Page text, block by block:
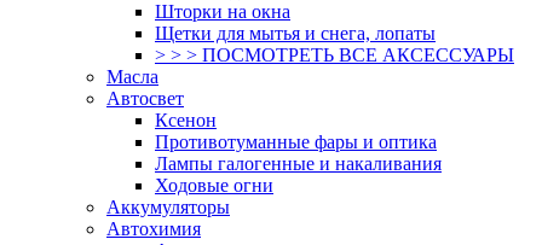
Шторки на окна
Щетки для мытья и снега, лопаты
> > > ПОСМОТРЕТЬ ВСЕ АКСЕССУАРЫ
Масла
Автосвет
Ксенон
Противотуманные фары и оптика
Лампы галогенные и накаливания
Ходовые огни
Аккумуляторы
Автохимия